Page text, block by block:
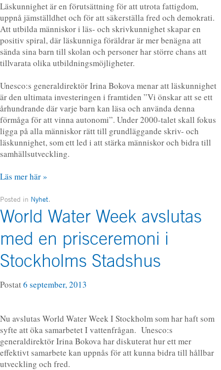
Läskunnighet är en förutsättning för att utrota fattigdom,
uppnå jämställdhet och för att säkerställa fred och demokrati.
Att utbilda människor i läs- och skrivkunnighet skapar en
positiv spiral, där läskunniga föräldrar är mer benägna att
sända sina barn till skolan och personer har större chans att
tillvarata olika utbildningsmöjligheter.
Unesco:s generaldirektör Irina Bokova menar att läskunnighet
är den ultimata investeringen i framtiden ”Vi önskar att se ett
århundrande där varje barn kan läsa och använda denna
förmåga för att vinna autonomi”. Under 2000-talet skall fokus
ligga på alla människor rätt till grundläggande skriv- och
läskunnighet, som ett led i att stärka människor och bidra till
samhällsutveckling.
Läs mer här »
Posted in Nyhet.
World Water Week avslutas
med en prisceremoni i
Stockholms Stadshus
Postat6 september, 2013
Nu avslutas World Water Week I Stockholm som har haft som
syfte att öka samarbetet I vattenfrågan. Unesco:s
generaldirektör Irina Bokova har diskuterat hur ett mer
effektivt samarbete kan uppnås för att kunna bidra till hållbar
utveckling och fred.